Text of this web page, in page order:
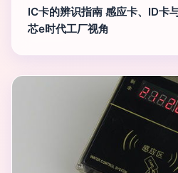
IC卡的辨识指南 感应卡、ID卡
芯e时代工厂视角